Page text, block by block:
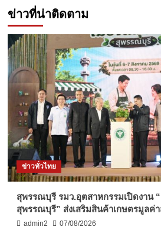
ข่าวที่น่าติดตาม
ข่าวทั่วไทย
สุพรรณบุรี รมว.อุตสาหกรรมเปิดงาน
สุพรรณบุรี” ส่งเสริมสินค้าเกษตรมูลค่า
admin2 07/08/2026